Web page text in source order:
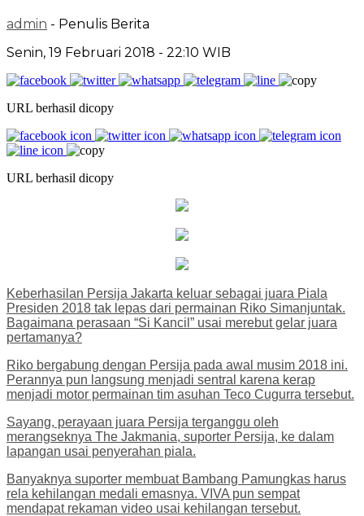
admin - Penulis Berita
Senin, 19 Februari 2018 - 22:10 WIB
URL berhasil dicopy
URL berhasil dicopy
Keberhasilan Persija Jakarta keluar sebagai juara Piala
Presiden 2018 tak lepas dari permainan Riko Simanjuntak.
Bagaimana perasaan “Si Kancil” usai merebut gelar juara
pertamanya?
Riko bergabung dengan Persija pada awal musim 2018 ini.
Perannya pun langsung menjadi sentral karena kerap
menjadi motor permainan tim asuhan Teco Cugurra tersebut.
Sayang, perayaan juara Persija terganggu oleh
merangseknya The Jakmania, suporter Persija, ke dalam
lapangan usai penyerahan piala.
Banyaknya suporter membuat Bambang Pamungkas harus
rela kehilangan medali emasnya. VIVA pun sempat
mendapat rekaman video usai kehilangan tersebut.